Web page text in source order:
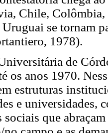
Chile, Colômbia,
Uruguai se tornam
1978).
de
os anos 1970.
estruturas
e universidades,
que